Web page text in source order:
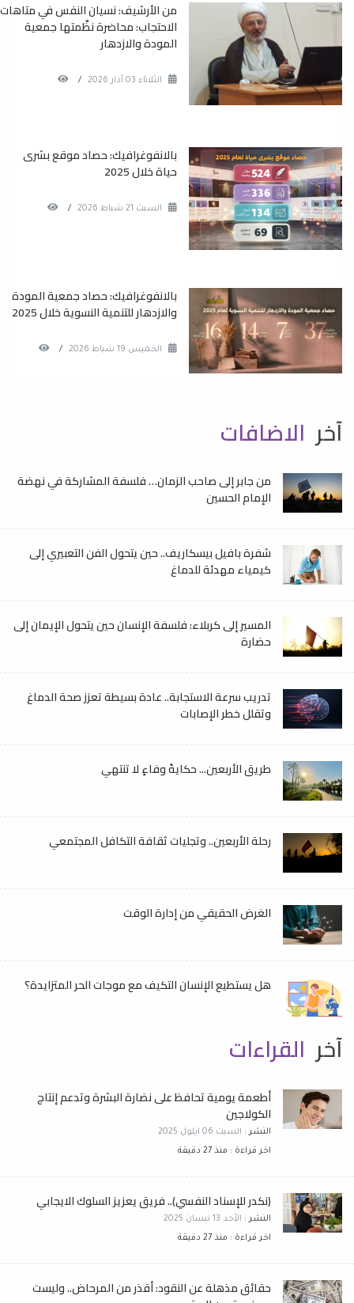
من الأرشيف: نسيان النفس في متاهات
الاحتجاب: محاضرة نظّمتها جمعية
المودة والازدهار
الثلاثاء 03 آذار 2026 /
بالانفوغرافيك: حصاد موقع بشرى
حياة خلال 2025
السبت 21 شباط 2026 /
بالانفوغرافيك: حصاد جمعية المودة
والازدهار للتنمية النسوية خلال 2025
الخميس 19 شباط 2026 /
آخر الاضافات
من جابر إلى صاحب الزمان… فلسفة المشاركة في نهضة
الإمام الحسين
شفرة بافيل بيسكاريف.. حين يتحول الفن التعبيري إلى
كيمياء مهدئة للدماغ
المسير إلى كربلاء: فلسفة الإنسان حين يتحول الإيمان إلى
حضارة
تدريب سرعة الاستجابة.. عادة بسيطة تعزز صحة الدماغ
وتقلل خطر الإصابات
طريق الأربعين... حكايةُ وفاءٍ لا تنتهي
رحلة الأربعين.. وتجليات ثقافة التكافل المجتمعي
الغرض الحقيقي من إدارة الوقت
هل يستطيع الإنسان التكيف مع موجات الحر المتزايدة؟
آخر القراءات
أطعمة يومية تحافظ على نضارة البشرة وتدعم إنتاج
الكولاجين
النشر : السبت 06 ايلول 2025
اخر قراءة : منذ 27 دقيقة
(نكدر للإسناد النفسي).. فريق يعزيز السلوك الايجابي
النشر : الأحد 13 نيسان 2025
اخر قراءة : منذ 27 دقيقة
حقائق مذهلة عن النقود: أقذر من المرحاض.. وليست